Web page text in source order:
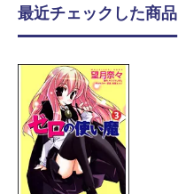
最近チェックした商品